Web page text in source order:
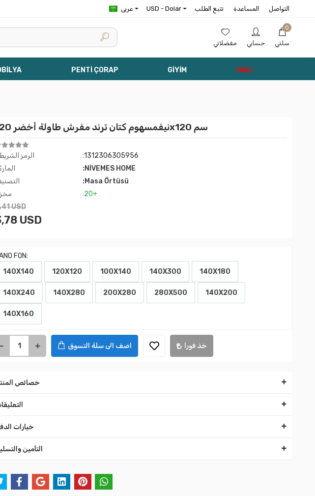
عربى USD - Dolar تتبع الطلب المساعدة التواصل
مفضلاتي حسابي
0
سلتي
PENTİ ÇORAP GİYİM HALI
نيفمسهوم كتان ترند مفرش طاولة أخضر 120x120 سم
الرمز
:1312306305956
:NİVEMES HOME
:Masa Örtüsü
:20+
USD
USD
FON:
140X140
120X120 100X140 140X300 140X180
140X240 140X280 200X280 280X500 140X200
140X160
اضف الى سلة التسوق خذ فورا
خصائص
خيارات
التأمين